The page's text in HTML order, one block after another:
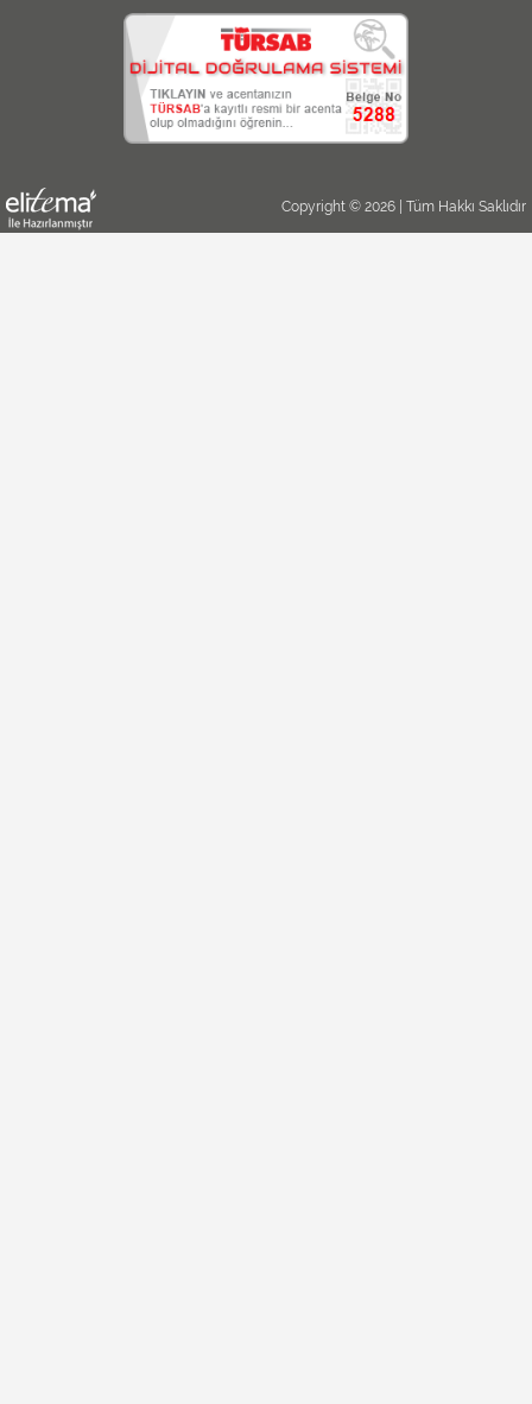
Copyright © 2026 | Tüm Hakkı Saklıdır